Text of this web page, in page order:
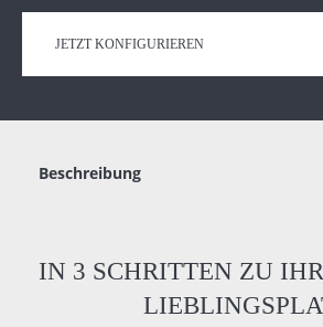
JETZT KONFIGURIEREN
Beschreibung
IN 3 SCHRITTEN ZU